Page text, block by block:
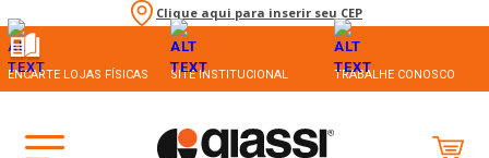
Clique aqui para inserir seu CEP
ENCARTE LOJAS FÍSICAS SITE INSTITUCIONAL TRABALHE CONOSCO